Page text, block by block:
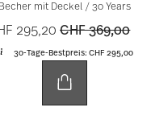
Becher mit Deckel / 30 Years
295,20Price reduced
CHF 369,00to
30-Tage-Bestpreis:CHF 295,00